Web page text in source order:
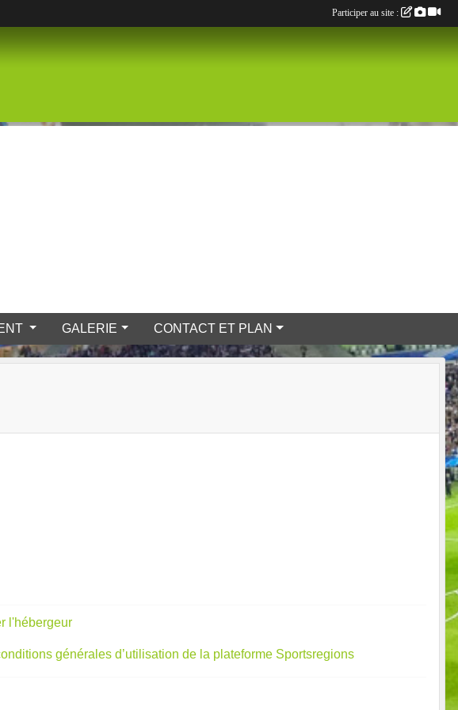
GALERIE CONTACT ET PLAN
l'hébergeur
générales d’utilisation de la plateforme Sportsregions
Participer au site :